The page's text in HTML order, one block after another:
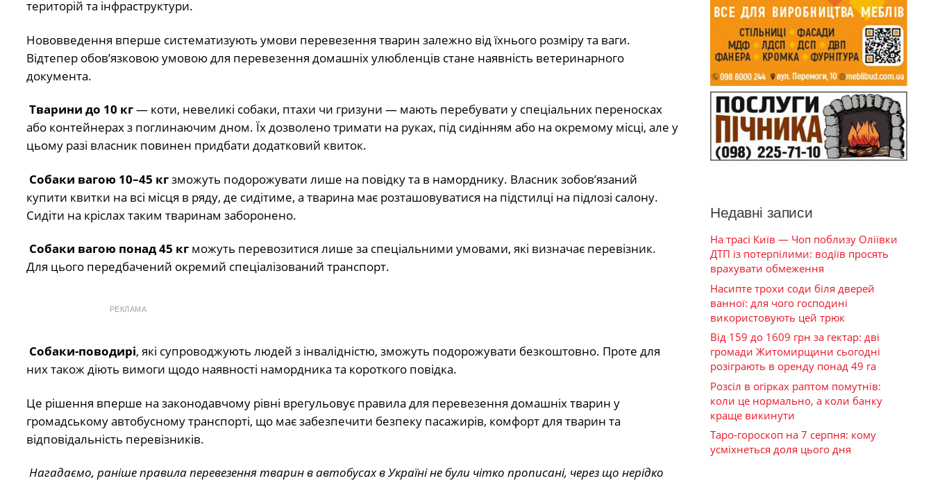
територій та інфраструктури.
Нововведення вперше систематизують умови перевезення тварин залежно від їхнього розміру та ваги.
Відтепер обов’язковою умовою для перевезення домашніх улюбленців стане наявність ветеринарного
документа.
Тварини до 10 кг— коти, невеликі собаки, птахи чи гризуни — мають перебувати у спеціальних переносках
або контейнерах з поглинаючим дном. Їх дозволено тримати на руках, під сидінням або на окремому місці, але у
цьому разі власник повинен придбати додатковий квиток.
Собаки вагою 10–45 кгзможуть подорожувати лише на повідку та в наморднику. Власник зобов’язаний
купити квитки на всі місця в ряду, де сидітиме, а тварина має розташовуватися на підстилці на підлозі салону.
Сидіти на кріслах таким тваринам заборонено.
Собаки вагою понад 45 кгможуть перевозитися лише за спеціальними умовами, які визначає перевізник.
Для цього передбачений окремий спеціалізований транспорт.
РЕКЛАМА
Собаки-поводирі, які супроводжують людей з інвалідністю, зможуть подорожувати безкоштовно. Проте для
них також діють вимоги щодо наявності намордника та короткого повідка.
Це рішення вперше на законодавчому рівні врегульовує правила для перевезення домашніх тварин у
громадському автобусному транспорті, що має забезпечити безпеку пасажирів, комфорт для тварин та
відповідальність перевізників.
Нагадаємо, раніше правила перевезення тварин в автобусах в Україні не були чітко прописані, через що нерідко
Недавні записи
На трасі Київ — Чоп поблизу Оліївки
ДТП із потерпілими: водіїв просять
врахувати обмеження
Насипте трохи соди біля дверей
ванної: для чого господині
використовують цей трюк
Від 159 до 1609 грн за гектар: дві
громади Житомирщини сьогодні
розіграють в оренду понад 49 га
Розсіл в огірках раптом помутнів:
коли це нормально, а коли банку
краще викинути
Таро-гороскоп на 7 серпня: кому
усміхнеться доля цього дня